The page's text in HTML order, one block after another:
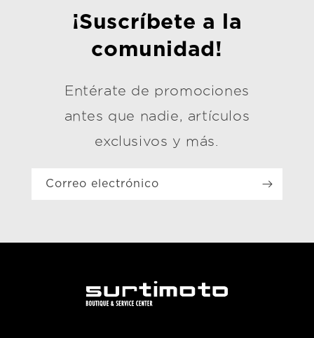
¡Suscríbete a la
comunidad!
Entérate de promociones
antes que nadie, artículos
exclusivos y más.
Correo electrónico